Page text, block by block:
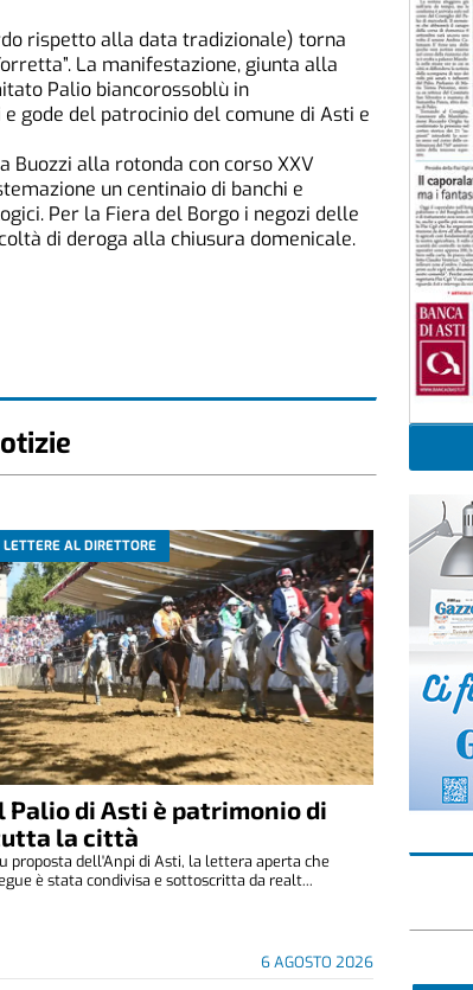
rispetto alla data tradizionale) torna
La manifestazione, giunta alla
Palio biancorossoblù in
gode del patrocinio del comune di Asti e
Buozzi alla rotonda con corso XXV
un centinaio di banchi e
Per la Fiera del Borgo i negozi delle
di deroga alla chiusura domenicale.
LETTERE AL DIRETTORE
Palio di Asti è patrimonio di
la città
6 AGOSTO 2026
proposta dell'Anpi di Asti, la lettera aperta che
è stata condivisa e sottoscritta da realt...